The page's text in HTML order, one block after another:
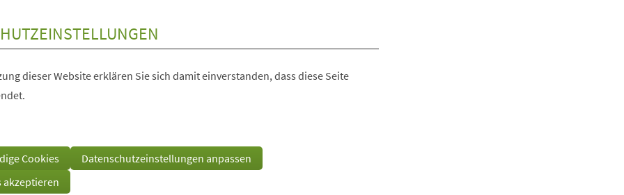
dieser Website erklären Sie sich damit einverstanden, dass diese Seite
Cookies
Datenschutzeinstellungen anpassen
akzeptieren